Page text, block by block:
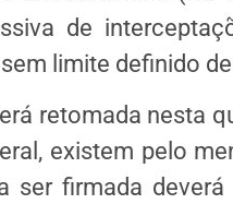
de
limite definido
retomada nesta
existem pelo
ser firmada